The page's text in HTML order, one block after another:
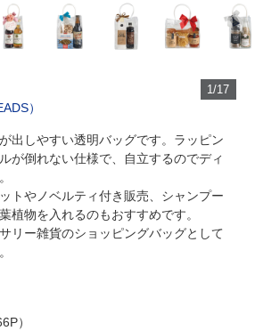
1/17
）
出しやすい透明バッグです。ラッピン
が倒れない仕様で、自立するのでディ
トやノベルティ付き販売、シャンプー
植物を入れるのもおすすめです。
リー雑貨のショッピングバッグとして
）